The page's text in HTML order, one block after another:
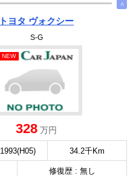
∧
トヨタ ヴォクシー
S-G
NEW
328 万円
1993(H05) 34.2千Km
修復歴 : 無し